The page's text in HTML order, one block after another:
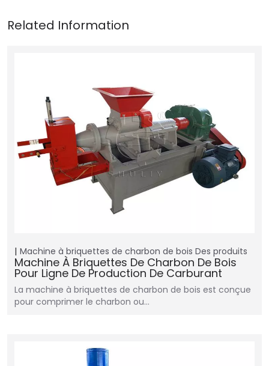
Machine à briquettes de charbon de bois Des produits
Machine À Briquettes De Charbon De Bois
Pour Ligne De Production De Carburant
La machine à briquettes de charbon de bois est conçue
pour comprimer le charbon ou…